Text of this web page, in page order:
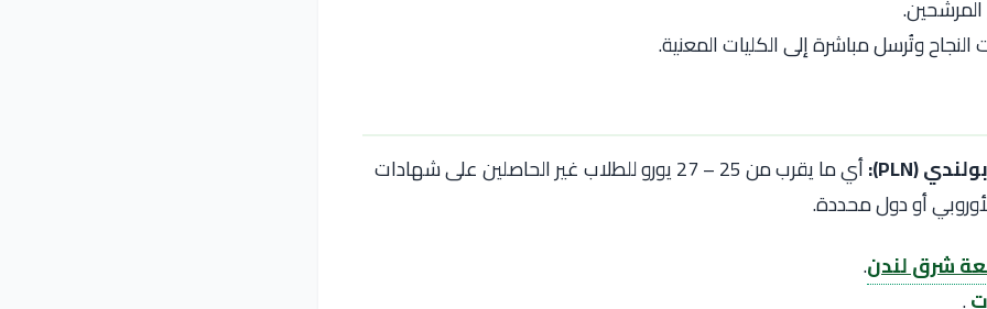
المرشحين.
وتُرسل مباشرة إلى الكليات المعنية.
أي ما يقرب من 25 – 27 يورو للطلاب غير الحاصلين على شهادات
أو دول محددة.
شرق لندن.
.